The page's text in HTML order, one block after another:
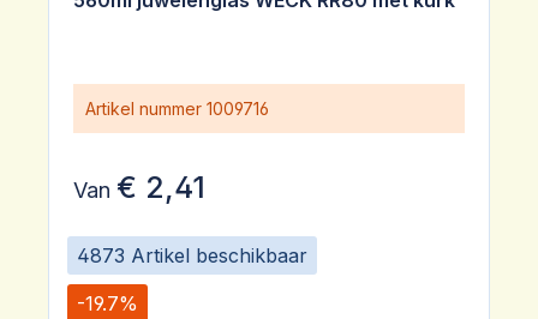
4873 Artikel beschikbaar
-19.7%
Artikel nummer 1009716
Van € 2,41